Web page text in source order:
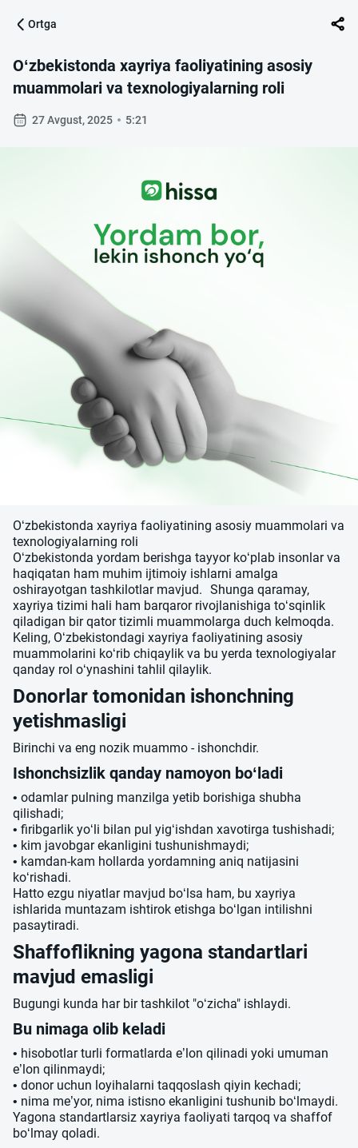
Ortga
O‘zbekistonda xayriya faoliyatining asosiy
muammolari va texnologiyalarning roli
27 Avgust, 2025 5:21
O‘zbekistonda xayriya faoliyatining asosiy muammolari va
texnologiyalarning roli
O‘zbekistonda yordam berishga tayyor ko‘plab insonlar va
haqiqatan ham muhim ijtimoiy ishlarni amalga
oshirayotgan tashkilotlar mavjud. Shunga qaramay,
xayriya tizimi hali ham barqaror rivojlanishiga to‘sqinlik
qiladigan bir qator tizimli muammolarga duch kelmoqda.
Keling, O‘zbekistondagi xayriya faoliyatining asosiy
muammolarini ko‘rib chiqaylik va bu yerda texnologiyalar
qanday rol o‘ynashini tahlil qilaylik.
Donorlar tomonidan ishonchning
yetishmasligi
Birinchi va eng nozik muammo - ishonchdir.
Ishonchsizlik qanday namoyon bo‘ladi
• odamlar pulning manzilga yetib borishiga shubha
qilishadi;
• firibgarlik yo‘li bilan pul yig‘ishdan xavotirga tushishadi;
• kim javobgar ekanligini tushunishmaydi;
• kamdan-kam hollarda yordamning aniq natijasini
ko‘rishadi.
Hatto ezgu niyatlar mavjud bo‘lsa ham, bu xayriya
ishlarida muntazam ishtirok etishga bo‘lgan intilishni
pasaytiradi.
Shaffoflikning yagona standartlari
mavjud emasligi
Bugungi kunda har bir tashkilot "o‘zicha" ishlaydi.
Bu nimaga olib keladi
• hisobotlar turli formatlarda e’lon qilinadi yoki umuman
e’lon qilinmaydi;
• donor uchun loyihalarni taqqoslash qiyin kechadi;
• nima me’yor, nima istisno ekanligini tushunib bo‘lmaydi.
Yagona standartlarsiz xayriya faoliyati tarqoq va shaffof
bo‘lmay qoladi.